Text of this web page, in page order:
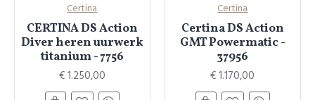
Certina
CERTINA DS Action
Diver heren uurwerk
titanium - 7756
€ 1.250,00
Certina
Certina DS Action
GMT Powermatic -
37956
€ 1.170,00